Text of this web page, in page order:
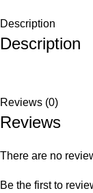
Description
Description
Reviews (0)
Reviews
There are no
Be the first to